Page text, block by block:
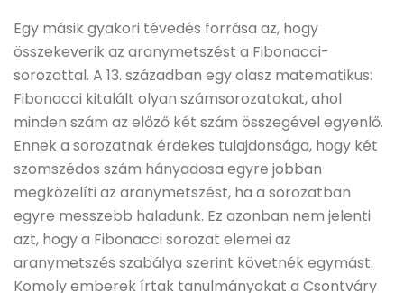
Egy másik gyakori tévedés forrása az, hogy
összekeverik az aranymetszést a Fibonacci-
sorozattal. A 13. században egy olasz matematikus:
Fibonacci kitalált olyan számsorozatokat, ahol
minden szám az előző két szám összegével egyenlő.
Ennek a sorozatnak érdekes tulajdonsága, hogy két
szomszédos szám hányadosa egyre jobban
megközelíti az aranymetszést, ha a sorozatban
egyre messzebb haladunk. Ez azonban nem jelenti
azt, hogy a Fibonacci sorozat elemei az
aranymetszés szabálya szerint követnék egymást.
Komoly emberek írtak tanulmányokat a Csontváry